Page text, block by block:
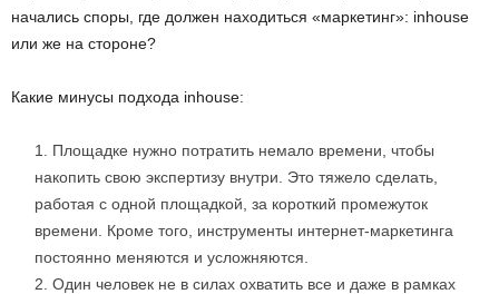
начались споры, где должен находиться «маркетинг»: inhouse
или же на стороне?
Какие минусы подхода inhouse:
Площадке нужно потратить немало времени, чтобы
накопить свою экспертизу внутри. Это тяжело сделать,
работая с одной площадкой, за короткий промежуток
времени. Кроме того, инструменты интернет-маркетинга
постоянно меняются и усложняются.
Один человек не в силах охватить все и даже в рамках